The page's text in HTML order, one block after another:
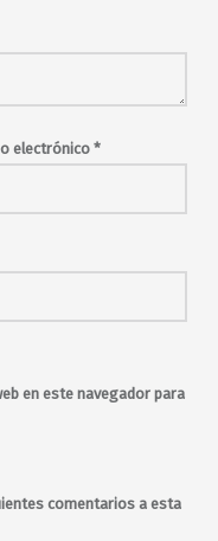
electrónico *
en este navegador para
comentarios a esta